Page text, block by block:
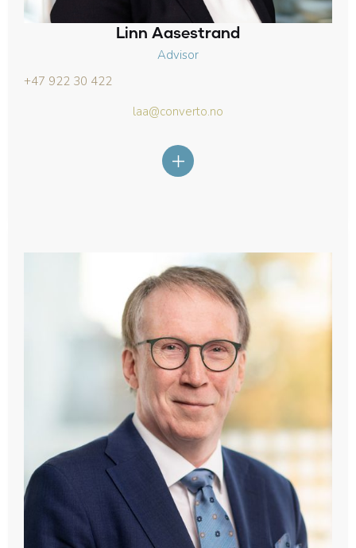
Linn Aasestrand
Advisor
+47 922 30 422
laa@converto.no